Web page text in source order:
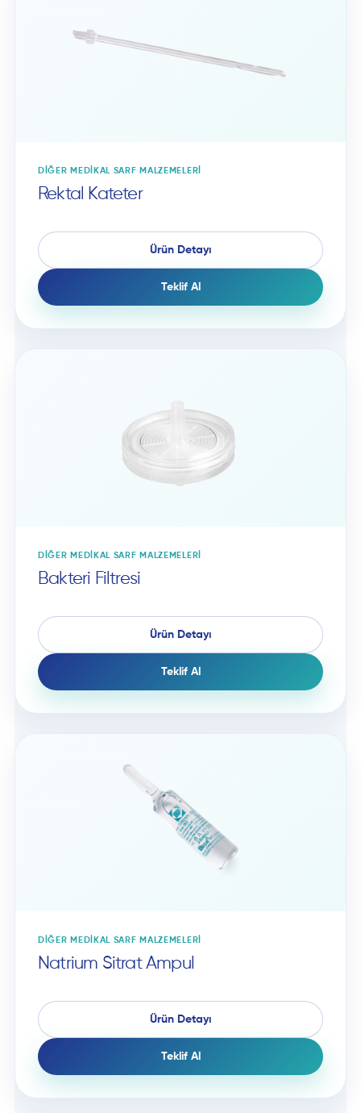
DIĞER MEDIKAL SARF MALZEMELERI
Rektal Kateter
Ürün Detayı
Teklif Al
DIĞER MEDIKAL SARF MALZEMELERI
Bakteri Filtresi
Ürün Detayı
Teklif Al
DIĞER MEDIKAL SARF MALZEMELERI
Natrium Sitrat Ampul
Ürün Detayı
Teklif Al